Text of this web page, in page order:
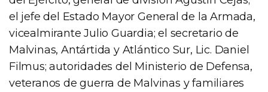
el jefe del Estado Mayor General de la Armada,
vicealmirante Julio Guardia; el secretario de
Malvinas, Antártida y Atlántico Sur, Lic. Daniel
Filmus; autoridades del Ministerio de Defensa,
veteranos de guerra de Malvinas y familiares